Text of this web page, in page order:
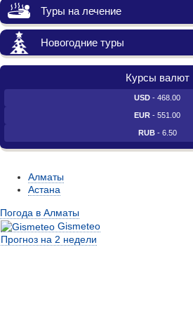
Туры на лечение
Новогодние туры
Курсы валют
USD - 468.00
EUR - 551.00
RUB- 6.50
Алматы
Астана
Погода в Алматы
Gismeteo
Прогноз на 2 недели